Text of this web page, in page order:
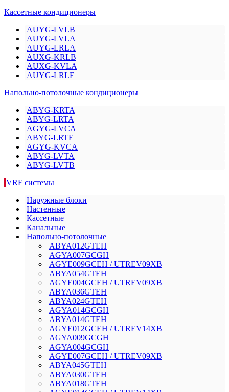
Кассетные кондиционеры
AUYG-LVLB
AUYG-LVLA
AUYG-LRLA
AUXG-KRLB
AUXG-KVLA
AUYG-LRLE
Напольно-потолочные кондиционеры
ABYG-KRTA
ABYG-LRTA
AGYG-LVCA
ABYG-LRTE
AGYG-KVCA
ABYG-LVTA
ABYG-LVTB
VRF системы
Наружные блоки
Настенные
Кассетные
Канальные
Напольно-потолочные
AВYA012GТЕH
AGYA007GCGH
AGYE009GCEH / UTREV09XB
AВYA054GТЕH
AGYE004GCEH / UTREV09XB
AВYA036GТЕH
AВYA024GТЕH
AGYA014GCGH
AВYA014GТЕH
AGYE012GCEH / UTREV14XB
AGYA009GCGH
AGYA004GCGH
AGYE007GCEH / UTREV09XB
AВYA045GТЕH
AВYA030GТЕH
AВYA018GТЕH